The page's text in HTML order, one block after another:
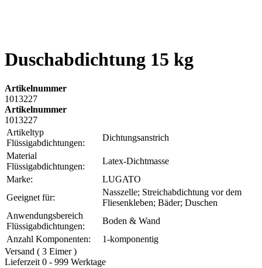
Duschabdichtung 15 kg
Artikelnummer
1013227
Artikelnummer
1013227
Artikeltyp
Flüssigabdichtungen:
Dichtungsanstrich
Material
Flüssigabdichtungen:
Latex-Dichtmasse
Marke:
LUGATO
Geeignet für:
Nasszelle; Streichabdichtung vor dem
Fliesenkleben; Bäder; Duschen
Anwendungsbereich
Flüssigabdichtungen:
Boden & Wand
Anzahl Komponenten:
1-komponentig
Versand ( 3 Eimer )
Lieferzeit 0 - 999 Werktage